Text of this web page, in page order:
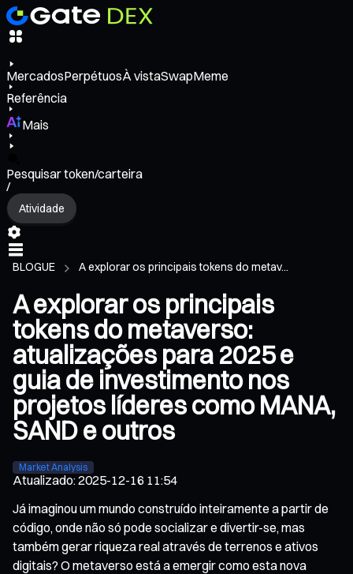
MercadosPerpétuosÀ vistaSwapMeme
Referência
Mais
Pesquisar token/carteira
/
Atividade
BLOGUE A explorar os principais tokens do metav...
A explorar os principais
tokens do metaverso:
atualizações para 2025 e
guia de investimento nos
projetos líderes como MANA,
SAND e outros
Market Analysis
Atualizado:2025-12-16 11:54
Já imaginou um mundo construído inteiramente a partir de
código, onde não só pode socializar e divertir-se, mas
também gerar riqueza real através de terrenos e ativos
digitais? O metaverso está a emergir como esta nova